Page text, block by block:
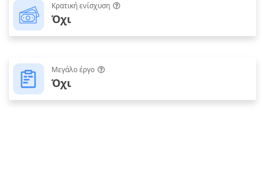
Κρατική ενίσχυση
Όχι
Μεγάλο έργο
Όχι